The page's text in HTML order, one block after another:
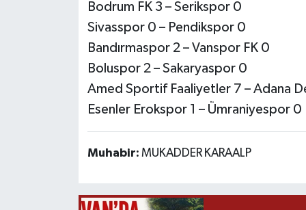
Bodrum FK 3 – Serikspor 0
Sivasspor 0 – Pendikspor 0
Bandırmaspor 2 – Vanspor FK 0
Boluspor 2 – Sakaryaspor 0
Amed Sportif Faaliyetler 7 – Adana
Esenler Erokspor 1 – Ümraniyespor 0
Muhabir: MUKADDER KARAALP